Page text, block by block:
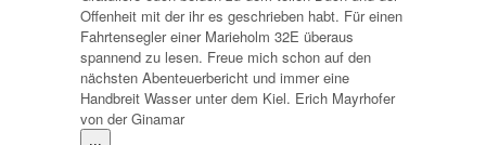
Offenheit mit der ihr es geschrieben habt. Für einen
Fahrtensegler einer Marieholm 32E überaus
spannend zu lesen. Freue mich schon auf den
nächsten Abenteuerbericht und immer eine
Handbreit Wasser unter dem Kiel. Erich Mayrhofer
von der Ginamar